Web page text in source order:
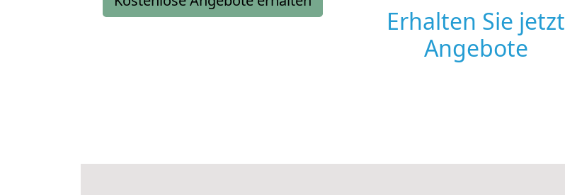
Erhalten Sie jetzt
Angebote